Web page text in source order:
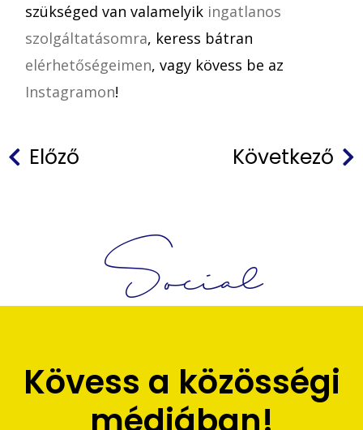
szükséged van valamelyik ingatlanos
szolgáltatásomra, keress bátran
elérhetőségeimen, vagy kövess be az
Instagramon!
Előző Következő
Social
Kövess a közösségi